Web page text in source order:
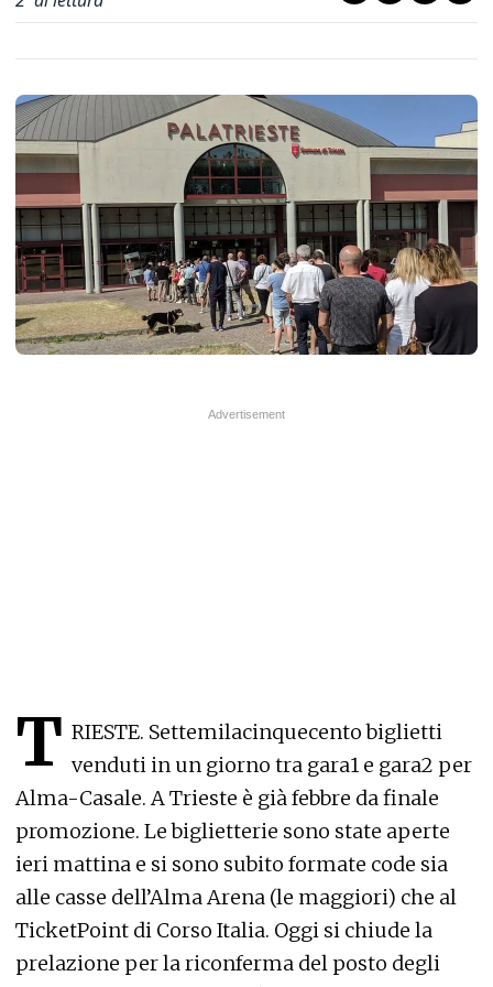
T RIESTE. Settemilacinquecento biglietti
venduti in un giorno tra gara1 e gara2 per
Alma-Casale. A Trieste è già febbre da finale
promozione. Le biglietterie sono state aperte
ieri mattina e si sono subito formate code sia
alle casse dell’Alma Arena (le maggiori) che al
TicketPoint di Corso Italia. Oggi si chiude la
prelazione per la riconferma del posto degli